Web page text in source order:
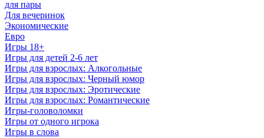
для пары
Для вечеринок
Экономические
Евро
Игры 18+
Игры для детей 2-6 лет
Игры для взрослых: Алкогольные
Игры для взрослых: Черный юмор
Игры для взрослых: Эротические
Игры для взрослых: Романтические
Игры-головоломки
Игры от одного игрока
Игры в слова